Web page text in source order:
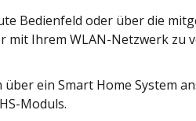
Bedienfeld oder über die
mit Ihrem WLAN-Netzwerk zu
ein Smart Home System
Moduls.